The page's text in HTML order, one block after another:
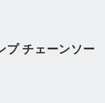
プ チェーンソー